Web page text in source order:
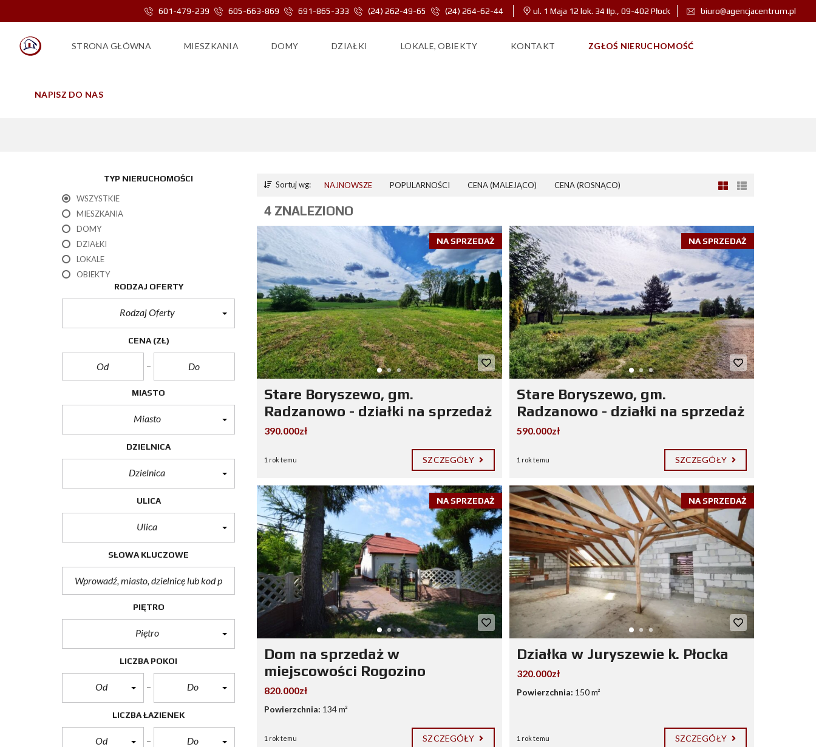
601-479-239 605-663-869 691-865-333 (24) 262-49-65 (24) 264-62-44 ul. 1 Maja 12 lok. 34 IIp., 09-402 Płock biuro@agencjacentrum.pl
STRONA GŁÓWNA MIESZKANIA DOMY DZIAŁKI LOKALE, OBIEKTY KONTAKT ZGŁOŚ NIERUCHOMOŚĆ
NAPISZ DO NAS
TYP NIERUCHOMOŚCI
WSZYSTKIE
MIESZKANIA
DOMY
DZIAŁKI
LOKALE
OBIEKTY
RODZAJ OFERTY
Rodzaj Oferty
CENA (ZŁ)
MIASTO
Miasto
DZIELNICA
Dzielnica
ULICA
Ulica
SŁOWA KLUCZOWE
PIĘTRO
Piętro
LICZBA POKOI
Od Do
LICZBA ŁAZIENEK
Od Do
Sortuj wg: NAJNOWSZE POPULARNOŚCI CENA (MALEJĄCO) CENA (ROSNĄCO)
4 ZNALEZIONO
NA SPRZEDAŻ
Stare Boryszewo, gm.
Radzanowo - działki na sprzedaż
390.000zł
1 rok temu SZCZEGÓŁY
NA SPRZEDAŻ
Stare Boryszewo, gm.
Radzanowo - działki na sprzedaż
590.000zł
1 rok temu SZCZEGÓŁY
NA SPRZEDAŻ
Dom na sprzedaż w
miejscowości Rogozino
820.000zł
Powierzchnia: 134 m²
1 rok temu SZCZEGÓŁY
NA SPRZEDAŻ
Działka w Juryszewie k. Płocka
320.000zł
Powierzchnia: 150 m²
1 rok temu SZCZEGÓŁY